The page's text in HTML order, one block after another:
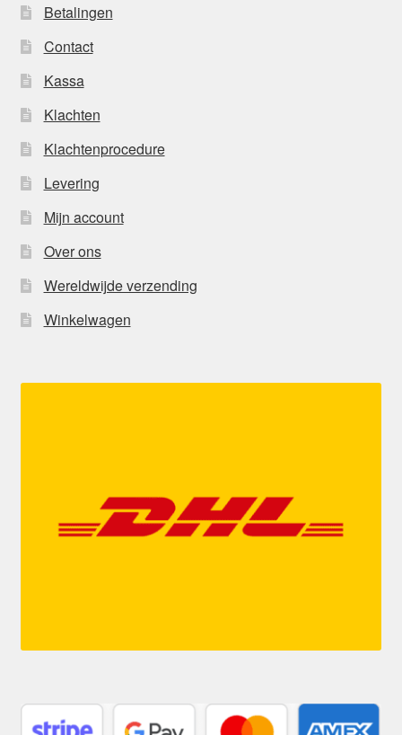
Betalingen
Contact
Kassa
Klachten
Klachtenprocedure
Levering
Mijn account
Over ons
Wereldwijde verzending
Winkelwagen